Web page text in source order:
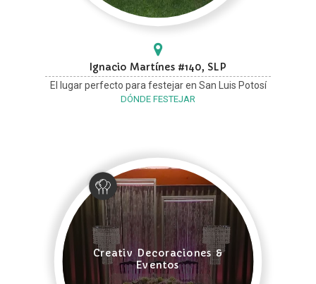
Ignacio Martínes #140, SLP
El lugar perfecto para festejar en San Luis Potosí
DÓNDE FESTEJAR
Creativ Decoraciones &
Eventos